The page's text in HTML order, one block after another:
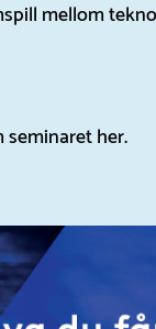
mellom
seminarether.